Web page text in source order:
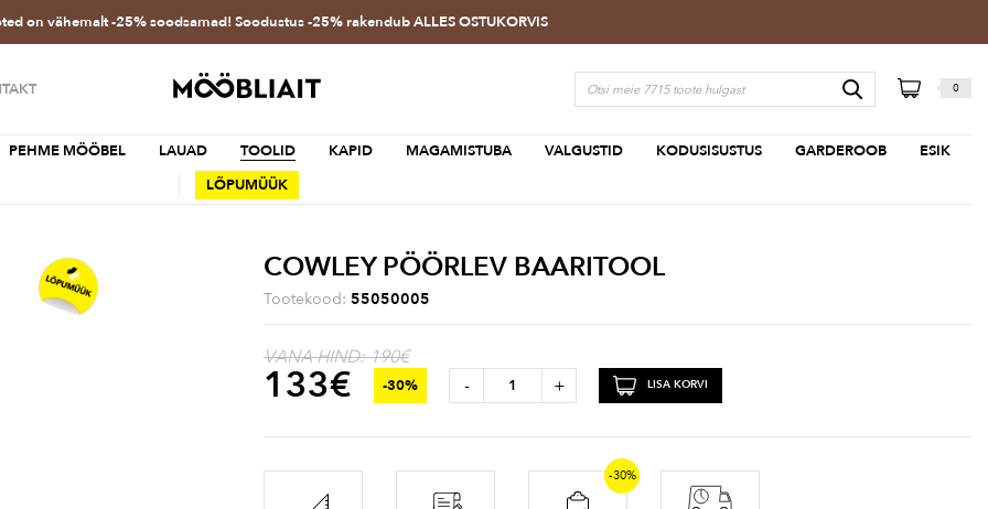
on vähemalt -25% soodsamad! Soodustus -25% rakendub ALLES OSTUKORVIS
0
PEHME MÖÖBEL LAUAD TOOLID KAPID MAGAMISTUBA VALGUSTID KODUSISUSTUS GARDEROOB
ESIK
LÕPUMÜÜK
COWLEY PÖÖRLEV BAARITOOL
Tootekood: 55050005
VANA HIND: 190€
133€ -30% - + LISA KORVI
-30%